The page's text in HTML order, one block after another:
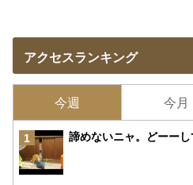
アクセスランキング
今週 今月
1 諦めないニャ。どーー